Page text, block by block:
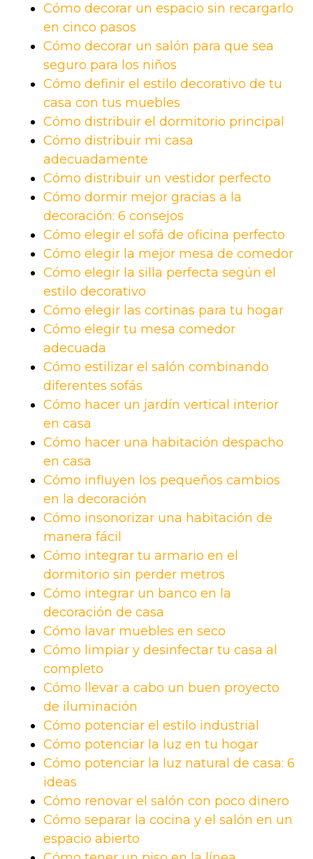
Cómo decorar un espacio sin recargarlo
en cinco pasos
Cómo decorar un salón para que sea
seguro para los niños
Cómo definir el estilo decorativo de tu
casa con tus muebles
Cómo distribuir el dormitorio principal
Cómo distribuir mi casa
adecuadamente
Cómo distribuir un vestidor perfecto
Cómo dormir mejor gracias a la
decoración: 6 consejos
Cómo elegir el sofá de oficina perfecto
Cómo elegir la mejor mesa de comedor
Cómo elegir la silla perfecta según el
estilo decorativo
Cómo elegir las cortinas para tu hogar
Cómo elegir tu mesa comedor
adecuada
Cómo estilizar el salón combinando
diferentes sofás
Cómo hacer un jardín vertical interior
en casa
Cómo hacer una habitación despacho
en casa
Cómo influyen los pequeños cambios
en la decoración
Cómo insonorizar una habitación de
manera fácil
Cómo integrar tu armario en el
dormitorio sin perder metros
Cómo integrar un banco en la
decoración de casa
Cómo lavar muebles en seco
Cómo limpiar y desinfectar tu casa al
completo
Cómo llevar a cabo un buen proyecto
de iluminación
Cómo potenciar el estilo industrial
Cómo potenciar la luz en tu hogar
Cómo potenciar la luz natural de casa: 6
ideas
Cómo renovar el salón con poco dinero
Cómo separar la cocina y el salón en un
espacio abierto